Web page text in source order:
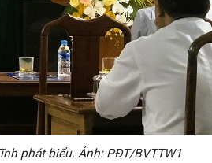
phát biểu. Ảnh: PĐT/BVTTW1